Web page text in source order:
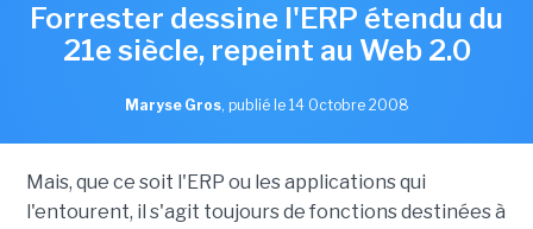
Forrester dessine l'ERP étendu du
21e siècle, repeint au Web 2.0
Maryse Gros, publié le 14 Octobre 2008
Mais, que ce soit l'ERP ou les applications qui
l'entourent, il s'agit toujours de fonctions destinées à